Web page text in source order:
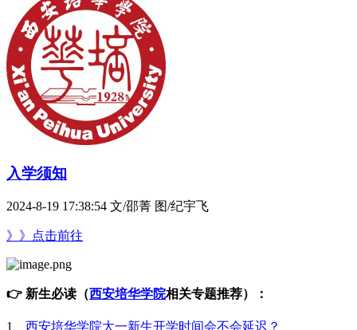
入学须知
2024-8-19 17:38:54 文/邵菁 图/纪宇飞
》》点击前往
👉 新生必读（西安培华学院相关专题推荐）：
1、 西安培华学院大一新生开学时间会不会延迟？